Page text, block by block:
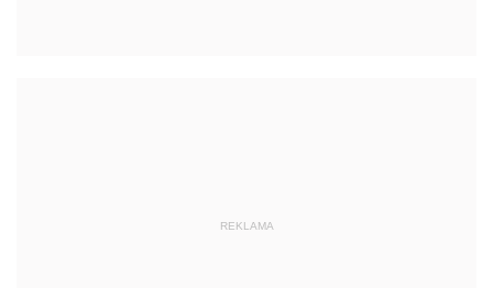
REKLAMA